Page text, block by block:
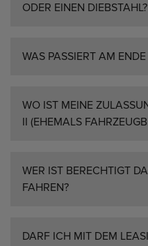
ODER EINEN DIEBSTAHL?
WAS PASSIERT AM
WO IST MEINE
II (EHEMALS
WER IST BERECHTIGT
FAHREN?
DARF ICH MIT DEM